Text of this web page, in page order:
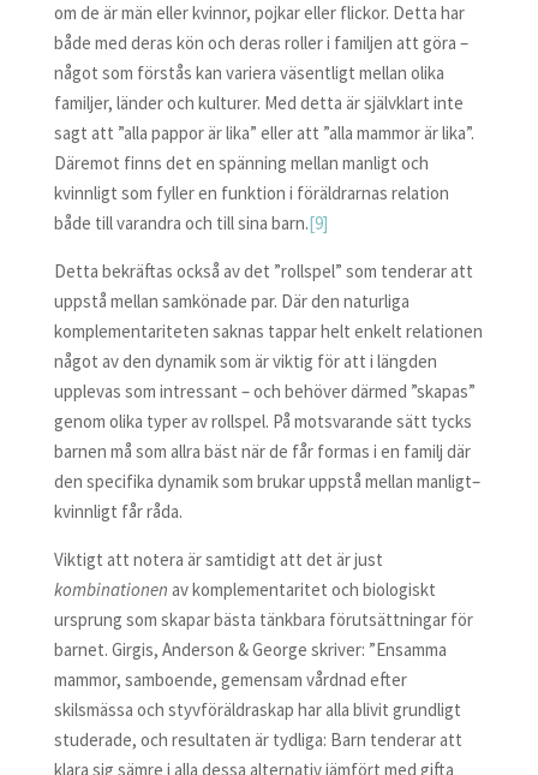
om de är män eller kvinnor, pojkar eller flickor. Detta har
både med deras kön och deras roller i familjen att göra –
något som förstås kan variera väsentligt mellan olika
familjer, länder och kulturer. Med detta är självklart inte
sagt att ”alla pappor är lika” eller att ”alla mammor är lika”.
Däremot finns det en spänning mellan manligt och
kvinnligt som fyller en funktion i föräldrarnas relation
både till varandra och till sina barn.[9]
Detta bekräftas också av det ”rollspel” som tenderar att
uppstå mellan samkönade par. Där den naturliga
komplementariteten saknas tappar helt enkelt relationen
något av den dynamik som är viktig för att i längden
upplevas som intressant – och behöver därmed ”skapas”
genom olika typer av rollspel. På motsvarande sätt tycks
barnen må som allra bäst när de får formas i en familj där
den specifika dynamik som brukar uppstå mellan manligt–
kvinnligt får råda.
Viktigt att notera är samtidigt att det är just
kombinationen av komplementaritet och biologiskt
ursprung som skapar bästa tänkbara förutsättningar för
barnet. Girgis, Anderson & George skriver: ”Ensamma
mammor, samboende, gemensam vårdnad efter
skilsmässa och styvföräldraskap har alla blivit grundligt
studerade, och resultaten är tydliga: Barn tenderar att
klara sig sämre i alla dessa alternativ jämfört med gifta